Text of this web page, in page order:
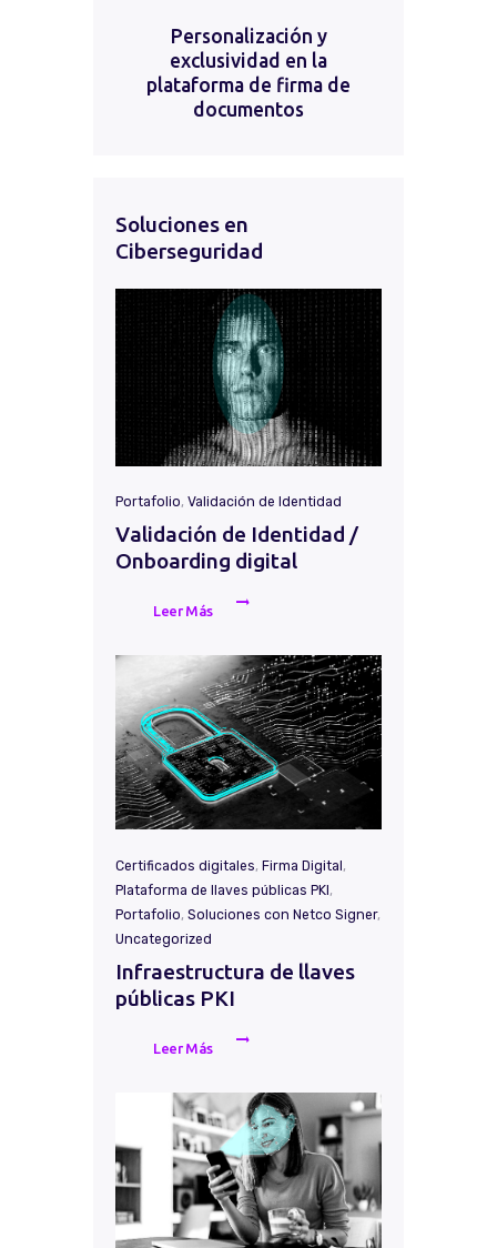
Personalización y
exclusividad en la
plataforma de firma de
documentos
Soluciones en
Ciberseguridad
Portafolio, Validación de Identidad
Validación de Identidad /
Onboarding digital
Leer Más
Certificados digitales, Firma Digital,
Plataforma de llaves públicas PKI,
Portafolio, Soluciones con Netco Signer,
Uncategorized
Infraestructura de llaves
públicas PKI
Leer Más